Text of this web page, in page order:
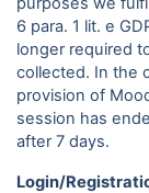
6 para. 1 lit. e
longer required
collected. In the
provision of
session has
after 7 days.
Login/